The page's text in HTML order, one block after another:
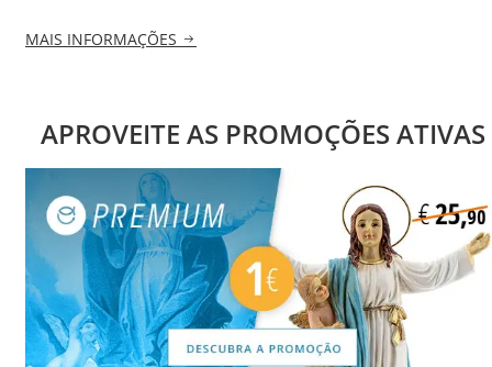
MAIS INFORMAÇÕES
APROVEITE AS PROMOÇÕES ATIVAS